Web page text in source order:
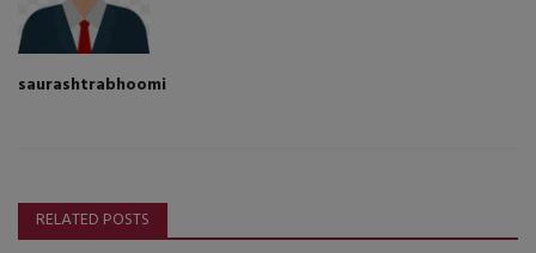
saurashtrabhoomi
RELATED POSTS